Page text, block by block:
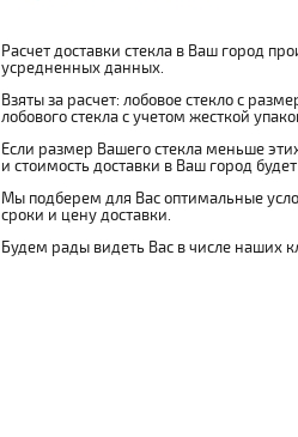
Расчет доставки стекла в Ваш город
усредненных данных.
Взяты за расчет: лобовое стекло с
лобового стекла с учетом жесткой
Если размер Вашего стекла меньше
и стоимость доставки в Ваш город
Мы подберем для Вас оптимальные
сроки и цену доставки.
Будем рады видеть Вас в числе наших